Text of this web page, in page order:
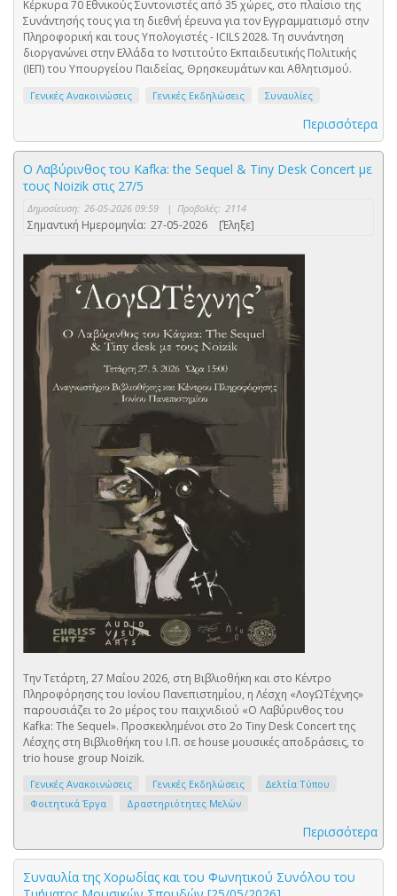
Κέρκυρα 70 Εθνικούς Συντονιστές από 35 χώρες, στο πλαίσιο της
Συνάντησής τους για τη διεθνή έρευνα για τον Εγγραμματισμό στην
Πληροφορική και τους Υπολογιστές - ICILS 2028. Τη συνάντηση
διοργανώνει στην Ελλάδα το Ινστιτούτο Εκπαιδευτικής Πολιτικής
(ΙΕΠ) του Υπουργείου Παιδείας, Θρησκευμάτων και Αθλητισμού.
Γενικές Ανακοινώσεις Γενικές Εκδηλώσεις Συναυλίες
Περισσότερα
Ο Λαβύρινθος του Kafka: the Sequel & Tiny Desk Concert με
τους Noizik στις 27/5
Δημοσίευση: 26-05-2026 09:59 | Προβολές: 2114
Σημαντική Ημερομηνία: 27-05-2026 [Έληξε]
Την Τετάρτη, 27 Μαΐου 2026, στη Βιβλιοθήκη και στο Κέντρο
Πληροφόρησης του Ιονίου Πανεπιστημίου, η Λέσχη «ΛογΩΤέχνης»
παρουσιάζει το 2ο μέρος του παιχνιδιού «Ο Λαβύρινθος του
Kafka: The Sequel». Προσκεκλημένοι στο 2ο Tiny Desk Concert της
Λέσχης στη Βιβλιοθήκη του Ι.Π. σε house μουσικές αποδράσεις, το
trio house group Noizik.
Γενικές Ανακοινώσεις Γενικές Εκδηλώσεις
Δελτία Τύπου
Φοιτητικά Έργα
Δραστηριότητες Μελών
Περισσότερα
Συναυλία της Χορωδίας και του Φωνητικού Συνόλου του